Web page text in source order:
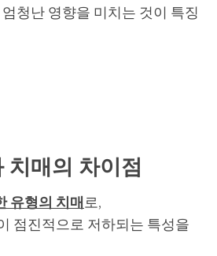
청난 영향을 미치는 것이 특징
치매의 차이점
유형의 치매로,
점진적으로 저하되는 특성을